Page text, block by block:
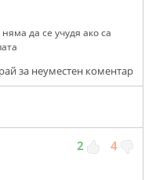
да се учудя ако са
за неуместен коментар
2 4